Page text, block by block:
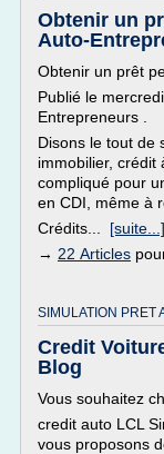
Obtenir un
Auto-
Obtenir un prêt
Publié le
Entrepreneurs .
Disons le tout de
immobilier, crédit
compliqué pour
en CDI, même à
Crédits... [suite...]
→ 22 Articles
SIMULATION PRET
Credit
Blog
Vous souhaitez
credit auto LCL
vous proposons